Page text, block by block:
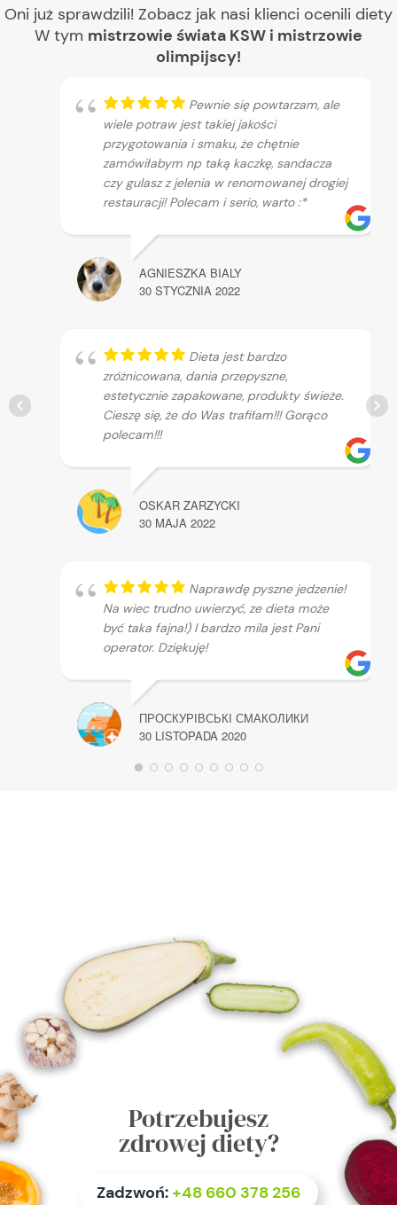
Oni już sprawdzili! Zobacz jak nasi klienci ocenili diety
W tym mistrzowie świata KSW i mistrzowie
olimpijscy!
Pewnie się powtarzam, ale
wiele potraw jest takiej jakości
przygotowania i smaku, że chętnie
zamówiłabym np taką kaczkę, sandacza
czy gulasz z jelenia w renomowanej drogiej
restauracji! Polecam i serio, warto :*
AGNIESZKA BIALY
30 STYCZNIA 2022
Dieta jest bardzo
zróżnicowana, dania przepyszne,
estetycznie zapakowane, produkty świeże.
Cieszę się, że do Was trafiłam!!! Gorąco
polecam!!!
OSKAR ZARZYCKI
30 MAJA 2022
Naprawdę pyszne jedzenie!
Na wiec trudno uwierzyć, ze dieta może
być taka fajna!) I bardzo mila jest Pani
operator. Dziękuję!
ПРОСКУРІВСЬКІ СМАКОЛИКИ
30 LISTOPADA 2020
Potrzebujesz
zdrowej diety?
Zadzwoń: +48 660 378 256